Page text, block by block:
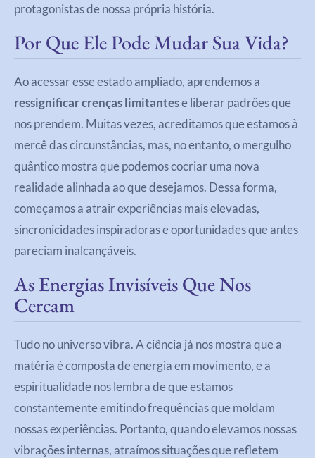
protagonistas de nossa própria história.
Por Que Ele Pode Mudar Sua Vida?
Ao acessar esse estado ampliado, aprendemos a
ressignificar crenças limitantese liberar padrões que
nos prendem. Muitas vezes, acreditamos que estamos à
mercê das circunstâncias, mas, no entanto, o mergulho
quântico mostra que podemos cocriar uma nova
realidade alinhada ao que desejamos. Dessa forma,
começamos a atrair experiências mais elevadas,
sincronicidades inspiradoras e oportunidades que antes
pareciam inalcançáveis.
As Energias Invisíveis Que Nos
Cercam
Tudo no universo vibra. A ciência já nos mostra que a
matéria é composta de energia em movimento, e a
espiritualidade nos lembra de que estamos
constantemente emitindo frequências que moldam
nossas experiências. Portanto, quando elevamos nossas
vibrações internas, atraímos situações que refletem